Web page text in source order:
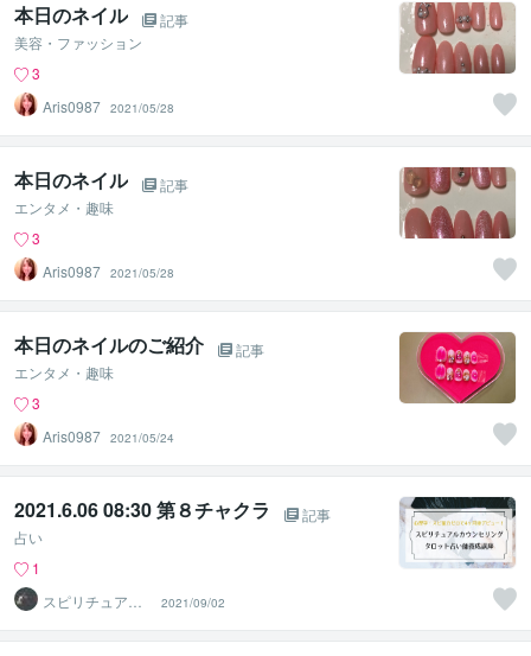
本日のネイル
記事
美容・ファッション
3
Aris0987 2021/05/28
本日のネイル
記事
エンタメ・趣味
3
Aris0987 2021/05/28
本日のネイルのご紹介
記事
エンタメ・趣味
3
Aris0987 2021/05/24
2021.6.06 08:30 第８チャクラ
記事
占い
1
スピリチュアル
研究家 Reiko
2021/09/02